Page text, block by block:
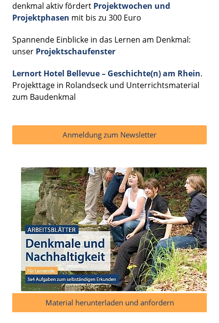
denkmal aktiv fördert Projektwochen und
Projektphasen mit bis zu 300 Euro
Spannende Einblicke in das Lernen am Denkmal:
unser Projektschaufenster
Lernort Hotel Bellevue – Geschichte(n) am Rhein.
Projekttage in Rolandseck und Unterrichtsmaterial
zum Baudenkmal
Anmeldung zum Newsletter
Material herunterladen und anfordern